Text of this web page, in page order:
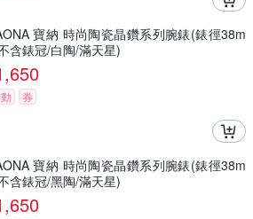
寶納 時尚陶瓷晶鑽系列腕錶(錶徑38m
含錶冠/白陶/滿天星)
券
寶納 時尚陶瓷晶鑽系列腕錶(錶徑38m
含錶冠/黑陶/滿天星)